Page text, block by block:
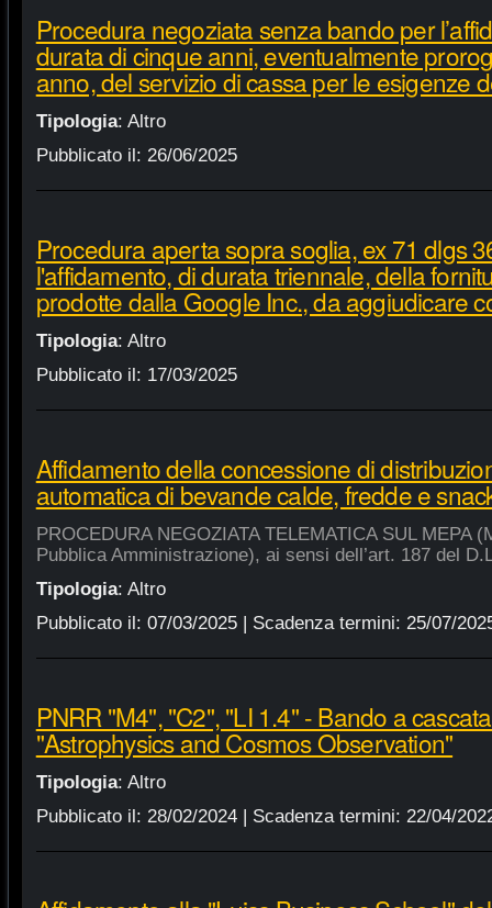
Procedura negoziata senza bando per
durata di cinque anni, eventualmente
anno, del servizio di cassa per le esigenze
Tipologia: Altro
Pubblicato il: 26/06/2025
Procedura aperta sopra soglia, ex 71 dlgs
l'affidamento, di durata triennale, della
prodotte dalla Google Inc., da aggiudicare
Tipologia: Altro
Pubblicato il: 17/03/2025
Affidamento della concessione di
automatica di bevande calde, fredde e
PROCEDURA NEGOZIATA TELEMATICA SUL MEPA
Pubblica Amministrazione), ai sensi dell’art. 187 del
Tipologia: Altro
Pubblicato il: 07/03/2025| Scadenza termini: 25/07/
PNRR "M4", "C2", "LI 1.4" - Bando a
"Astrophysics and Cosmos Observation"
Tipologia: Altro
Pubblicato il: 28/02/2024| Scadenza termini: 22/04/